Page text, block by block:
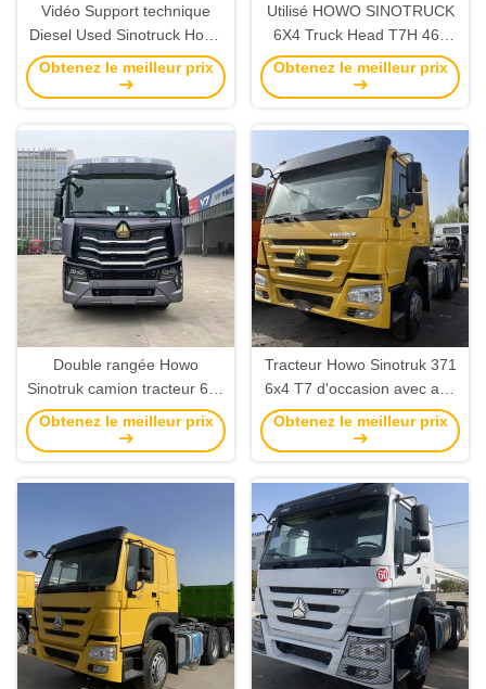
Vidéo Support technique
Diesel Used Sinotruck Howo
Tracteur Truck 375HP
remorque Tracteur
Obtenez le meilleur prix
Utilisé HOWO SINOTRUCK
6X4 Truck Head T7H 460
Truck tracteur avec émission
EURO 5
Obtenez le meilleur prix
Double rangée Howo
Sinotruk camion tracteur 6x4
610hp 10 roues d'occasion
Obtenez le meilleur prix
Tracteur Howo Sinotruk 371
6x4 T7 d'occasion avec axe
avant 7.5T 6 cylindres
Obtenez le meilleur prix